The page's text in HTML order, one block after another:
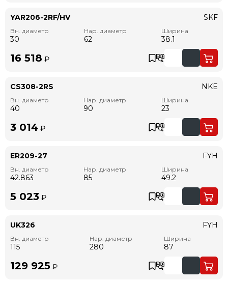
YAR206-2RF/HV
Вн. диаметр
30
Нар. диаметр
62
Ширина
38.1
SKF
16 518 ₽
CS308-2RS
Вн. диаметр
40
Нар. диаметр
90
Ширина
23
NKE
3 014 ₽
ER209-27
Вн. диаметр
42.863
Нар. диаметр
85
Ширина
49.2
FYH
5 023 ₽
UK326
Вн. диаметр
115
Нар. диаметр
280
Ширина
87
FYH
129 925 ₽